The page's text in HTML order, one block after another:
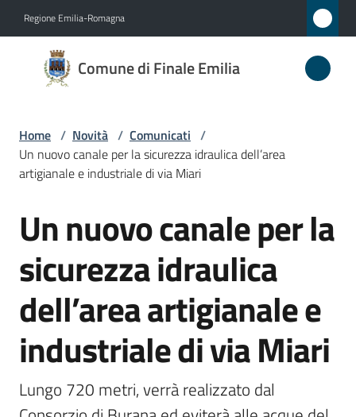
Regione Emilia-Romagna
Comune di Finale Emilia
Comune
di
Emilia
Novità
Menu selezionato
Servizi
Vivere
il
Comune
Home / Novità / Comunicati /
Un nuovo canale per la sicurezza idraulica dell’area
artigianale e industriale di via Miari
Salta al contenuto
Un nuovo canale per la
sicurezza idraulica
dell’area artigianale e
industriale di via Miari
Lungo 720 metri, verrà realizzato dal